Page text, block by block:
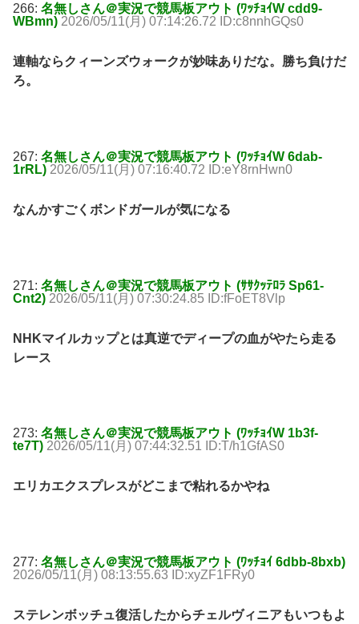
266: 名無しさん＠実況で競馬板アウト (ﾜｯﾁｮｲW cdd9-
WBmn) 2026/05/11(月) 07:14:26.72 ID:c8nnhGQs0
連軸ならクィーンズウォークが妙味ありだな。勝ち負けだ
ろ。
267: 名無しさん＠実況で競馬板アウト (ﾜｯﾁｮｲW 6dab-
1rRL) 2026/05/11(月) 07:16:40.72 ID:eY8rnHwn0
なんかすごくボンドガールが気になる
271: 名無しさん＠実況で競馬板アウト (ｻｻｸｯﾃﾛﾗ Sp61-
Cnt2) 2026/05/11(月) 07:30:24.85 ID:fFoET8Vlp
NHKマイルカップとは真逆でディープの血がやたら走る
レース
273: 名無しさん＠実況で競馬板アウト (ﾜｯﾁｮｲW 1b3f-
te7T) 2026/05/11(月) 07:44:32.51 ID:T/h1GfAS0
エリカエクスプレスがどこまで粘れるかやね
277: 名無しさん＠実況で競馬板アウト (ﾜｯﾁｮｲ 6dbb-8bxb)
2026/05/11(月) 08:13:55.63 ID:xyZF1FRy0
ステレンボッチュ復活したからチェルヴィニアもいつもよ